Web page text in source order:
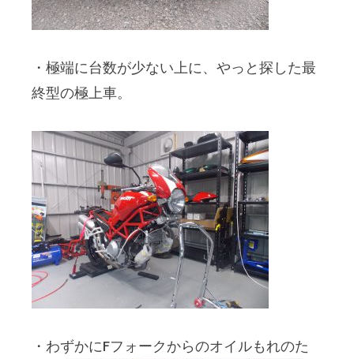
・極端に台数が少ない上に、やっと探した最
終型の極上車。
・わずかにFフォークからのオイルもれのた